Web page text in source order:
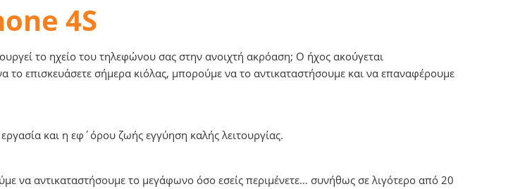
4S
το ηχείο του τηλεφώνου σας στην ανοιχτή ακρόαση; Ο ήχος ακούγεται
επισκευάσετε σήμερα κιόλας, μπορούμε να το αντικαταστήσουμε και να επαναφέρουμε
και η εφ΄όρου ζωής εγγύηση καλής λειτουργίας.
να αντικαταστήσουμε το μεγάφωνο όσο εσείς περιμένετε… συνήθως σε λιγότερο από 20